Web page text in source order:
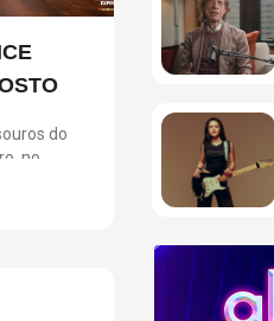
do
no
ingressos
clientes